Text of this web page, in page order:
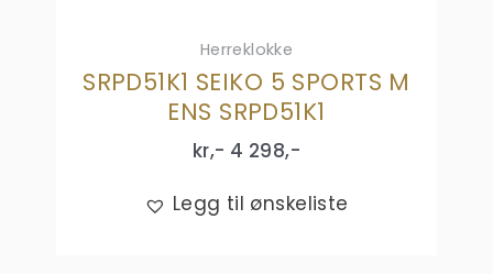
Herreklokke
SRPD51K1 SEIKO 5 SPORTS M
ENS SRPD51K1
kr,- 4 298,-
Legg til ønskeliste